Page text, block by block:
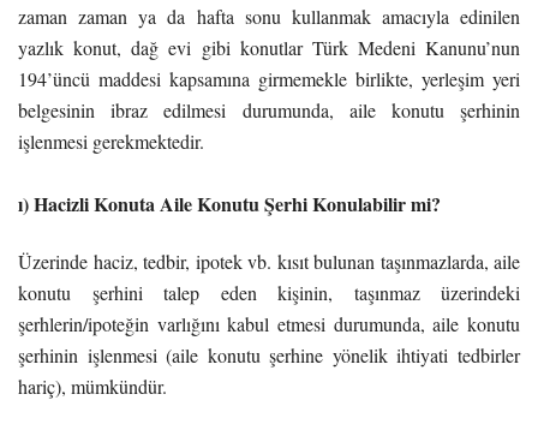
zaman zaman ya da hafta sonu kullanmak amacıyla edinilen
yazlık konut, dağ evi gibi konutlar Türk Medeni Kanunu’nun
194’üncü maddesi kapsamına girmemekle birlikte, yerleşim yeri
belgesinin ibraz edilmesi durumunda, aile konutu şerhinin
işlenmesi gerekmektedir.
ı) Hacizli Konuta Aile Konutu Şerhi Konulabilir mi?
Üzerinde haciz, tedbir, ipotek vb. kısıt bulunan taşınmazlarda, aile
konutu şerhini talep eden kişinin, taşınmaz üzerindeki
şerhlerin/ipoteğin varlığını kabul etmesi durumunda, aile konutu
şerhinin işlenmesi (aile konutu şerhine yönelik ihtiyati tedbirler
hariç), mümkündür.